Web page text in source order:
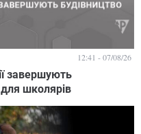
завершують
школярів
12:41 - 07/08/26